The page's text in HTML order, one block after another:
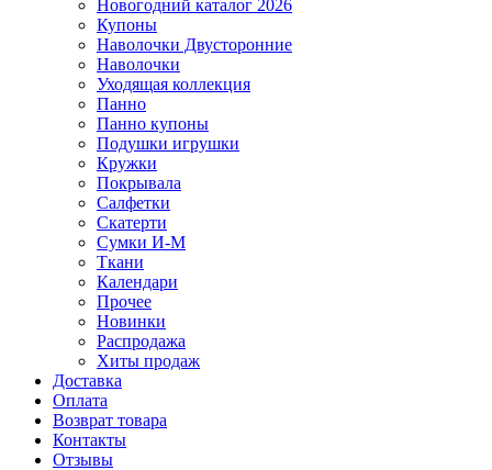
Новогодний каталог 2026
Купоны
Наволочки Двусторонние
Наволочки
Уходящая коллекция
Панно
Панно купоны
Подушки игрушки
Кружки
Покрывала
Салфетки
Скатерти
Сумки И-М
Ткани
Календари
Прочее
Новинки
Распродажа
Хиты продаж
Доставка
Оплата
Возврат товара
Контакты
Отзывы